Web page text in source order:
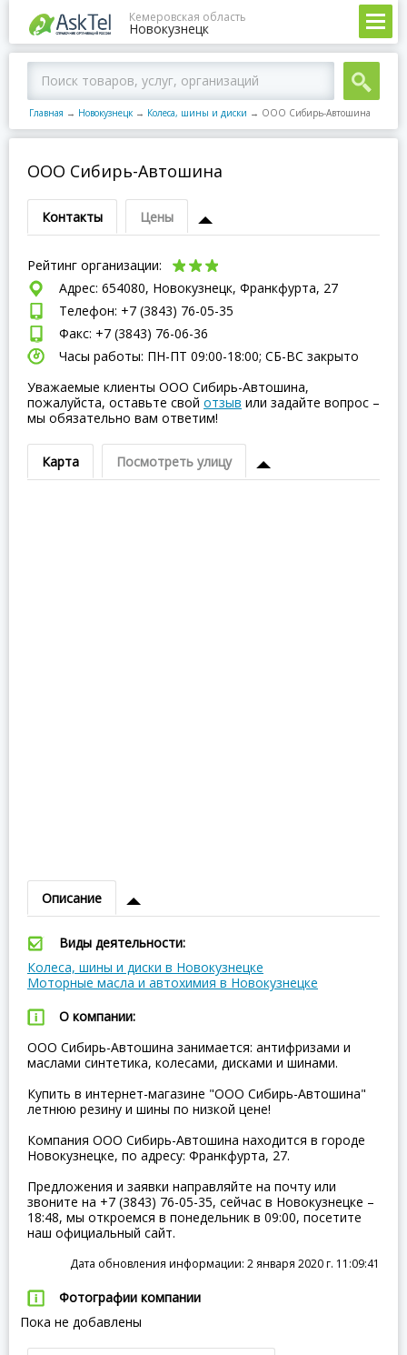
Кемеровская область
Новокузнецк
Главная → Новокузнецк → Колеса, шины и диски → ООО Сибирь-Автошина
ООО Сибирь-Автошина
Контакты Цены
Рейтинг организации:
Адрес: 654080, Новокузнецк, Франкфурта, 27
Телефон: +7 (3843) 76-05-35
Факс: +7 (3843) 76-06-36
Часы работы: ПН-ПТ 09:00-18:00; СБ-ВC закрыто
Уважаемые клиенты ООО Сибирь-Автошина,
пожалуйста, оставьте свой отзыв или задайте вопрос –
мы обязательно вам ответим!
Карта Посмотреть улицу
Описание
Виды деятельности:
Колеса, шины и диски в Новокузнецке
Моторные масла и автохимия в Новокузнецке
О компании:
ООО Сибирь-Автошина занимается: антифризами и
маслами синтетика, колесами, дисками и шинами.
Купить в интернет-магазине "ООО Сибирь-Автошина"
летнюю резину и шины по низкой цене!
Компания ООО Сибирь-Автошина находится в городе
Новокузнецке, по адресу: Франкфурта, 27.
Предложения и заявки направляйте на почту или
звоните на +7 (3843) 76-05-35, сейчас в Новокузнецке –
18:48, мы откроемся в понедельник в 09:00, посетите
наш официальный сайт.
Дата обновления информации: 2 января 2020 г. 11:09:41
Фотографии компании
Пока не добавлены